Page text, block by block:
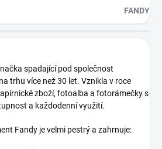
FANDY
spadající pod společnost
trhu více než 30 let. Vznikla v roce
zboží, fotoalba a fotorámečky s
a každodenní využití.
Fandy je velmi pestrý a zahrnuje: